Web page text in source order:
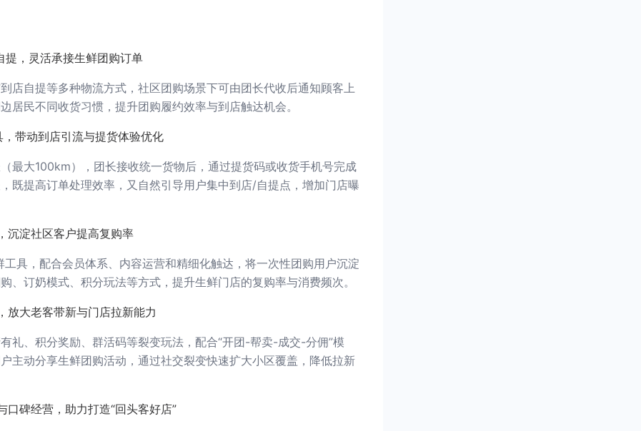
提，灵活承接生鲜团购订单
店自提等多种物流方式，社区团购场景下可由团长代收后通知顾客上
居民不同收货习惯，提升团购履约效率与到店触达机会。
带动到店引流与提货体验优化
最大100km），团长接收统一货物后，通过提货码或收货手机号完成
既提高订单处理效率，又自然引导用户集中到店/自提点，增加门店曝
沉淀社区客户提高复购率
具，配合会员体系、内容运营和精细化触达，将一次性团购用户沉淀
、订奶模式、积分玩法等方式，提升生鲜门店的复购率与消费频次。
放大老客带新与门店拉新能力
礼、积分奖励、群活码等裂变玩法，配合“开团-帮卖-成交-分佣”模
主动分享生鲜团购活动，通过社交裂变快速扩大小区覆盖，降低拉新
碑经营，助力打造“回头客好店”